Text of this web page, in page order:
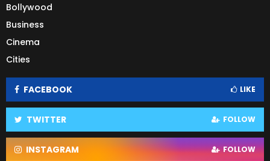
Bollywood
Business
Cinema
Cities
FACEBOOK LIKE
TWITTER FOLLOW
INSTAGRAM FOLLOW